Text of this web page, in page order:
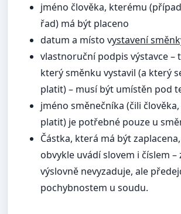
jméno člověka, kterému
řad) má být placeno
datum a místo vystavení
vlastnoruční podpis výstavce –
který směnku vystavil (a který
platit) – musí být umístěn pod
jméno směnečníka (čili
platit) je potřebné pouze u
Částka, která má být
obvykle uvádí slovem i číslem –
výslovně nevyzaduje, ale
pochybnostem u soudu.